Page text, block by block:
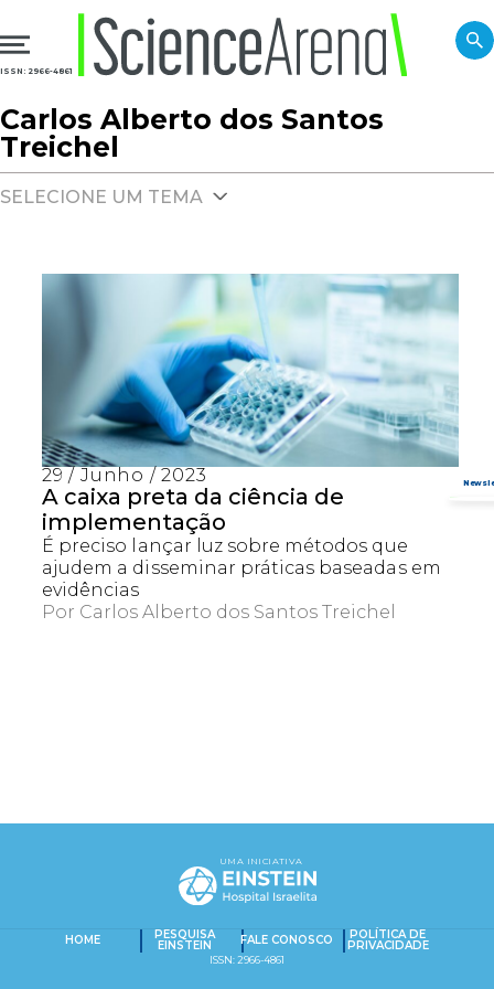
SEARCH IN TITLE
PESQUISAR NO CONTEÚDO
ISSN: 2966-4861
Carlos Alberto dos Santos
Treichel
SELECIONE UM TEMA
29 / Junho / 2023
A caixa preta da ciência de
implementação
É preciso lançar luz sobre métodos que
ajudem a disseminar práticas baseadas em
evidências
Por Carlos Alberto dos Santos Treichel
HOME PESQUISA
EINSTEIN FALE CONOSCO POLÍTICA DE
PRIVACIDADE
ISSN: 2966-4861
UMA INICIATIVA